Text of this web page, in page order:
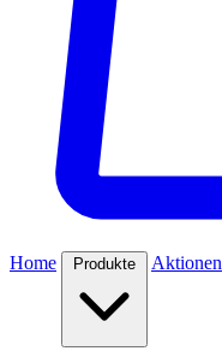
Home Produkte Aktionen